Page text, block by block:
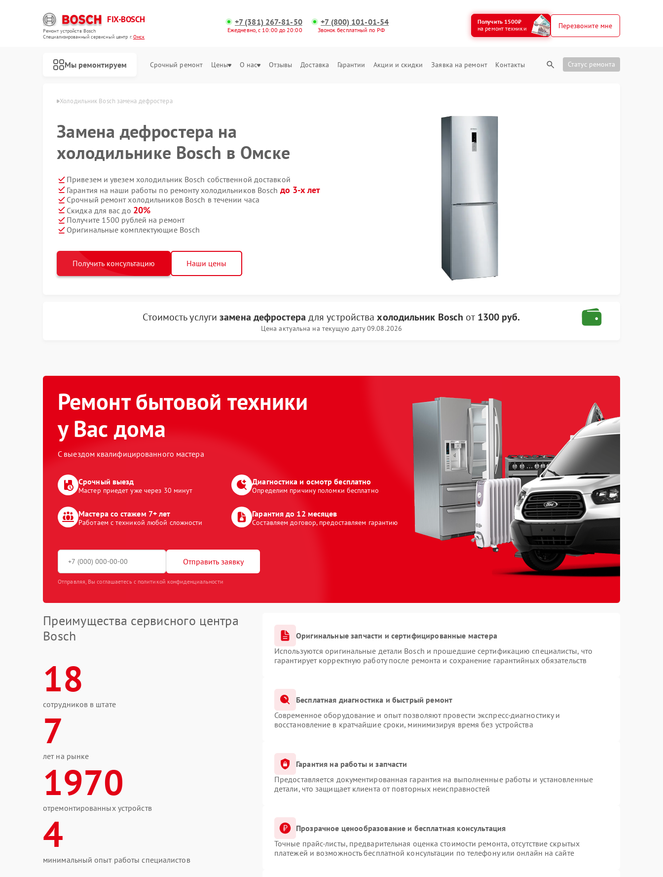
FIX-BOSCH
Ремонт устройств Bosch
Специализированный cервисный центр г.Омск
+7 (381) 267-81-50
Ежедневно, с 10:00 до 20:00
+7 (800) 101-01-54
Звонок бесплатный по РФ
Получить 1500₽
на ремонт техники
Перезвоните мне
Мы ремонтируем Срочный ремонт Цены О нас Отзывы Доставка Гарантии Акции и скидки Заявка на ремонт Контакты Статус ремонта
Bosch в Омске Холодильник Bosch замена дефростера
Замена дефростера на
холодильнике Bosch в Омске
Привезем и увезем холодильник Bosch собственной доставкой
Гарантия на наши работы по ремонту холодильников Bosch до 3-х лет
Срочный ремонт холодильников Bosch в течении часа
Скидка для вас до 20%
Получите 1500 рублей на ремонт
Оригинальные комплектующие Bosch
Получить консультацию Наши цены
Стоимость услугизамена дефростера для устройствахолодильник Bosch от 1300 руб.
Цена актуальна на текущую дату 09.08.2026
Ремонт бытовой техники
у Вас дома
С выездом квалифицированного мастера
Срочный выезд
Мастер приедет уже через 30 минут
Диагностика и осмотр бесплатно
Определим причину поломки бесплатно
Мастера со стажем 7+ лет
Работаем с техникой любой сложности
Гарантия до 12 месяцев
Составляем договор, предоставляем гарантию
Отправить заявку
Отправляя, Вы соглашаетесь с политикой конфиденциальности
Преимущества сервисного центра
Bosch
18
сотрудников в штате
7
лет на рынке
1970
отремонтированных устройств
4
минимальный опыт работы специалистов
Оригинальные запчасти и сертифицированные мастера
Используются оригинальные детали Bosch и прошедшие сертификацию специалисты, что
гарантирует корректную работу после ремонта и сохранение гарантийных обязательств
Бесплатная диагностика и быстрый ремонт
Современное оборудование и опыт позволяют провести экспресс-диагностику и
восстановление в кратчайшие сроки, минимизируя время без устройства
Гарантия на работы и запчасти
Предоставляется документированная гарантия на выполненные работы и установленные
детали, что защищает клиента от повторных неисправностей
Прозрачное ценообразование и бесплатная консультация
Точные прайс-листы, предварительная оценка стоимости ремонта, отсутствие скрытых
платежей и возможность бесплатной консультации по телефону или онлайн на сайте